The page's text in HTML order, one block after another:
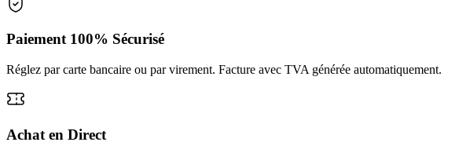
Paiement 100% Sécurisé
Réglez par carte bancaire ou par virement. Facture avec TVA générée automatiquement.
Achat en Direct